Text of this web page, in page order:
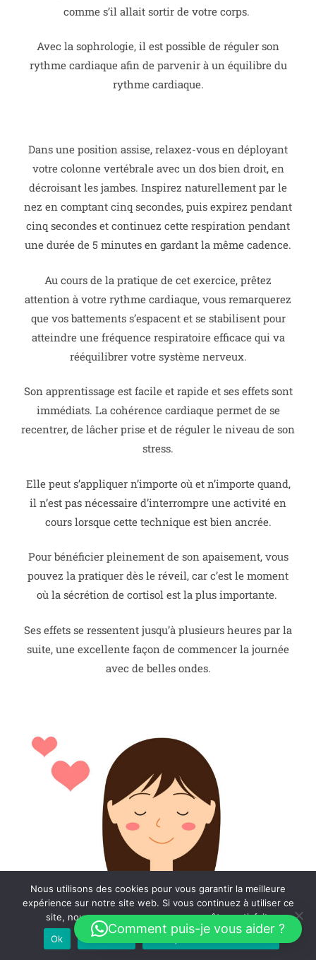
comme s’il allait sortir de votre corps.
Avec la sophrologie, il est possible de réguler son
rythme cardiaque afin de parvenir à un équilibre du
rythme cardiaque.
Dans une position assise, relaxez-vous en déployant
votre colonne vertébrale avec un dos bien droit, en
décroisant les jambes. Inspirez naturellement par le
nez en comptant cinq secondes, puis expirez pendant
cinq secondes et continuez cette respiration pendant
une durée de 5 minutes en gardant la même cadence.
Au cours de la pratique de cet exercice, prêtez
attention à votre rythme cardiaque, vous remarquerez
que vos battements s’espacent et se stabilisent pour
atteindre une fréquence respiratoire efficace qui va
rééquilibrer votre système nerveux.
Son apprentissage est facile et rapide et ses effets sont
immédiats. La cohérence cardiaque permet de se
recentrer, de lâcher prise et de réguler le niveau de son
stress.
Elle peut s’appliquer n’importe où et n’importe quand,
il n’est pas nécessaire d’interrompre une activité en
cours lorsque cette technique est bien ancrée.
Pour bénéficier pleinement de son apaisement, vous
pouvez la pratiquer dès le réveil, car c’est le moment
où la sécrétion de cortisol est la plus importante.
Ses effets se ressentent jusqu’à plusieurs heures par la
suite, une excellente façon de commencer la journée
avec de belles ondes.
Comment puis-je vous aider ?
Nous utilisons des cookies pour vous garantir la meilleure
expérience sur notre site web. Si vous continuez à utiliser ce
site, nous supposerons que vous en êtes satisfait.
Ok
Je refuse Politique de confidentialité